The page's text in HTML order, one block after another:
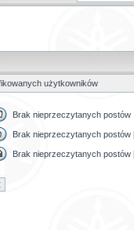
użytkowników
Brak nieprzeczytanych postów
Brak nieprzeczytanych postów
Brak nieprzeczytanych postów